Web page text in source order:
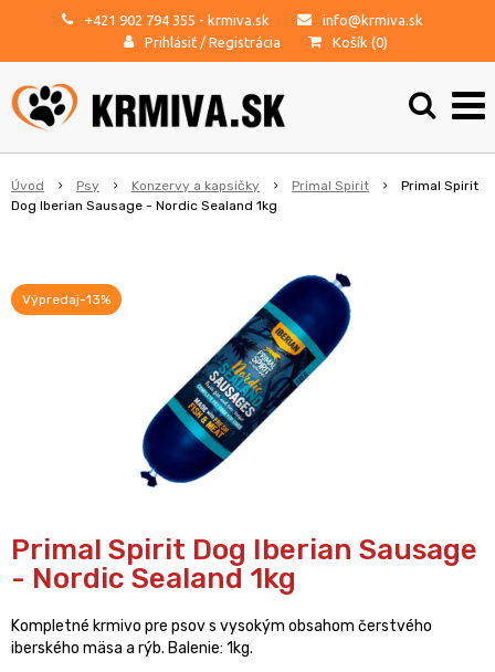
+421 902 794 355 - krmiva.sk
info@krmiva.sk
Prihlásiť / Registrácia Košík (0)
Úvod Psy Konzervy a kapsičky Primal Spirit
Primal Spirit
Dog Iberian Sausage - Nordic Sealand 1kg
Výpredaj-13%
Primal Spirit Dog Iberian Sausage
- Nordic Sealand 1kg
Kompletné krmivo pre psov s vysokým obsahom čerstvého
iberského mäsa a rýb. Balenie: 1kg.